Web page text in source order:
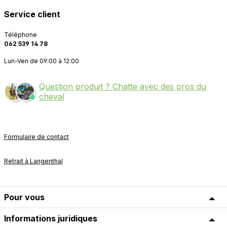
Service client
Téléphone
062 539 14 78
Lun-Ven de 09:00 à 12:00
Question produit ? Chatte avec des pros du
cheval
Formulaire de contact
Retrait à Langenthal
Pour vous
Informations juridiques